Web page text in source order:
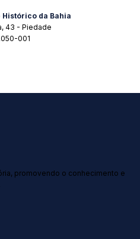
da Bahia
43 - Piedade
001
promovendo o conhecimento e